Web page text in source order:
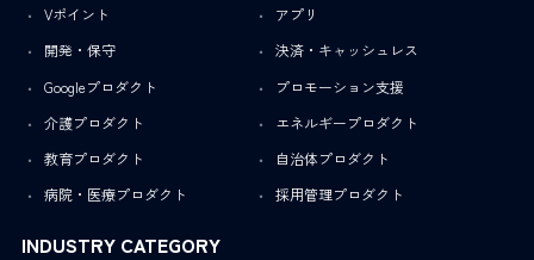
Vポイント
アプリ
開発・保守
決済・キャッシュレス
Googleプロダクト
プロモーション支援
介護プロダクト
エネルギープロダクト
教育プロダクト
自治体プロダクト
病院・医療プロダクト
採用管理プロダクト
INDUSTRY CATEGORY